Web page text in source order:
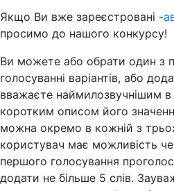
Якщо Ви вже зареєстровані -
просимо до нашого конкурсу!
Ви можете або обрати один з
голосуванні варіантів, або
вважаєте наймилозвучнішим в
коротким описом його
можна окремо в кожній з
користувач має можливість
першого голосування
додати не більше 5 слів.